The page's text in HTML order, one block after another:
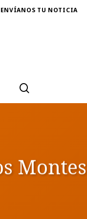
ENVÍANOS TU NOTICIA
Montes